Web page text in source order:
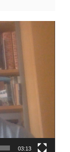
03:13